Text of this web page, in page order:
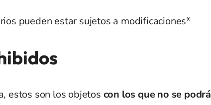
pueden estar sujetos a modificaciones*
estos son los objetos con los que no se podrá